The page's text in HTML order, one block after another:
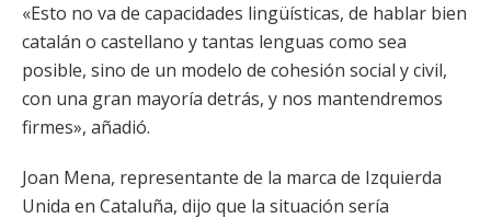
«Esto no va de capacidades lingüísticas, de hablar bien
catalán o castellano y tantas lenguas como sea
posible, sino de un modelo de cohesión social y civil,
con una gran mayoría detrás, y nos mantendremos
firmes», añadió.
Joan Mena, representante de la marca de Izquierda
Unida en Cataluña, dijo que la situación sería